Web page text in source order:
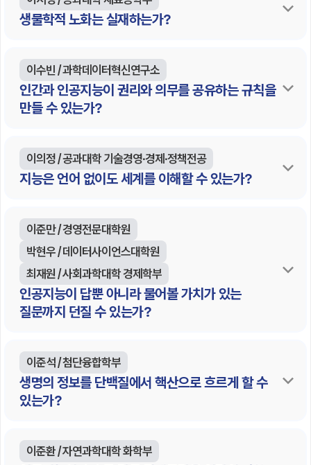
생물학적 노화는 실재하는가?
인간과 인공지능이 권리와 의무를 공유하는 규칙을
만들 수 있는가?
이수빈 / 과학데이터혁신연구소
지능은 언어 없이도 세계를 이해할 수 있는가?
이의정 / 공과대학 기술경영∙경제∙정책전공
인공지능이 답뿐 아니라 물어볼 가치가 있는
질문까지 던질 수 있는가?
이준만 / 경영전문대학원
박현우 / 데이터사이언스대학원
최재원 / 사회과학대학 경제학부
생명의 정보를 단백질에서 핵산으로 흐르게 할 수
있는가?
이준석 / 첨단융합학부
이준환 / 자연과학대학 화학부